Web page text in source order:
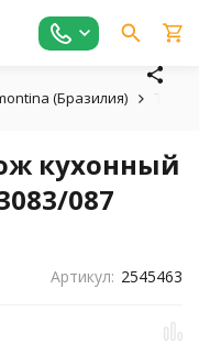
(Бразилия)
кухонный
087
Артикул: 2545463